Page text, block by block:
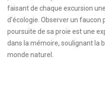
faisant de chaque excursion
d'écologie. Observer un faucon
poursuite de sa proie est une
dans la mémoire, soulignant la
monde naturel.